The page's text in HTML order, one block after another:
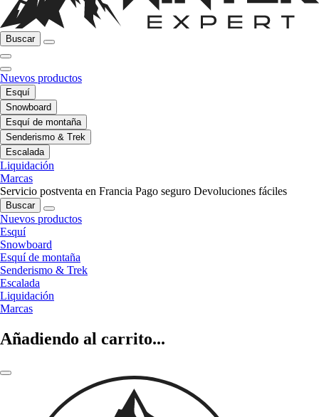
Buscar
Nuevos productos
Esquí
Snowboard
Esquí de montaña
Senderismo & Trek
Escalada
Liquidación
Marcas
Servicio postventa en Francia Pago seguro Devoluciones fáciles
Buscar
Nuevos productos
Esquí
Snowboard
Esquí de montaña
Senderismo & Trek
Escalada
Liquidación
Marcas
Añadiendo al carrito...